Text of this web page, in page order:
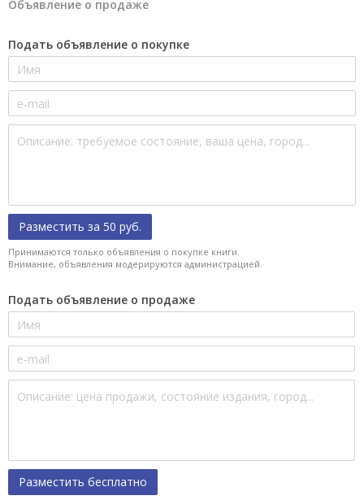
Объявление о продаже
Подать объявление о покупке
Разместить за 50 руб.
Принимаются только объявления о покупке книги.
Внимание, объявления модерируются администрацией.
Подать объявление о продаже
Разместить бесплатно